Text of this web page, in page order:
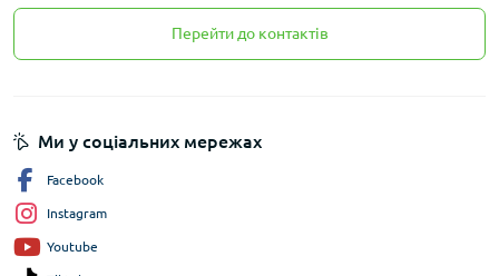
Перейти до контактів
Ми у соціальних мережах
Facebook
Instagram
Youtube